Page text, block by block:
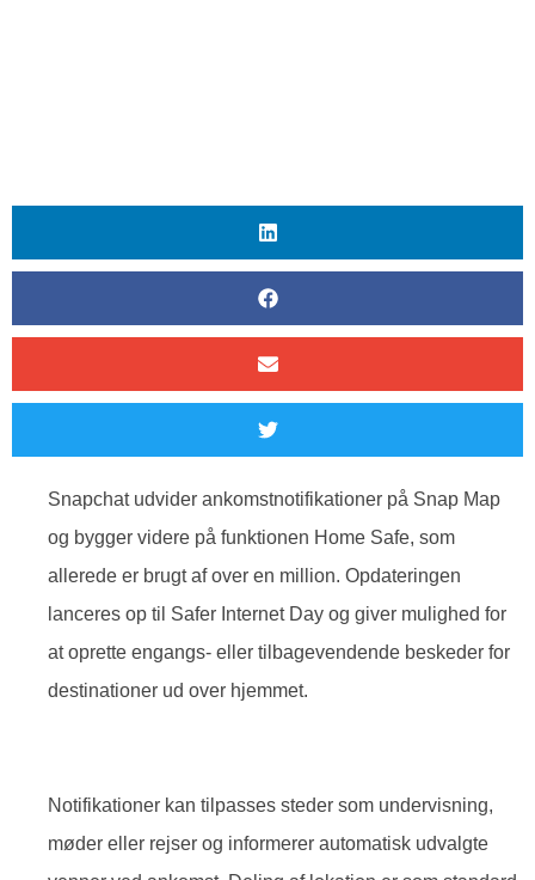
Snapchat udvider ankomstnotifikationer på Snap Map
og bygger videre på funktionen Home Safe, som
allerede er brugt af over en million. Opdateringen
lanceres op til Safer Internet Day og giver mulighed for
at oprette engangs- eller tilbagevendende beskeder for
destinationer ud over hjemmet.
Notifikationer kan tilpasses steder som undervisning,
møder eller rejser og informerer automatisk udvalgte